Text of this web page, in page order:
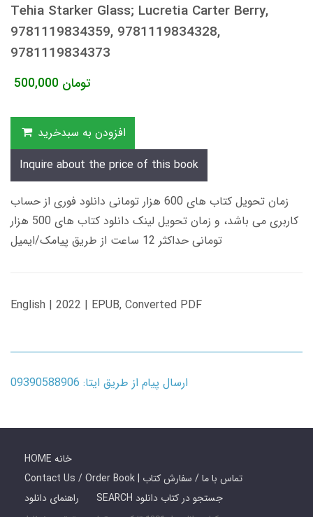
Tehia Starker Glass; Lucretia Carter Berry,
9781119834359, 9781119834328,
9781119834373
500,000 تومان
افزودن به سبدخرید
Inquire about the price of this book
زمان تحویل کتاب های 600 هزار تومانی دانلود فوری از حساب
کاربری می باشد، و زمان تحویل لینک دانلود کتاب های 500 هزار
تومانی حداکثر 12 ساعت از طریق پیامک/ایمیل
English | 2022 | EPUB, Converted PDF
ارسال پیام از طریق ایتا: 09390588906
HOME خانه
Contact Us / Order Book | تماس با ما / سفارش کتاب
راهنمای دانلود
SEARCH جستجو در کتاب دانلود